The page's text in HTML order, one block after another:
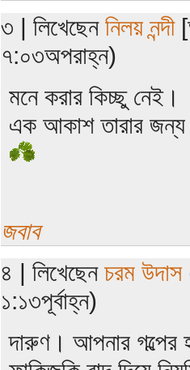
৩ | লিখেছেন নিলয় নন্দী
৭:০৩অপরাহ্ন)
মনে করার কিচ্ছু নেই।
এক আকাশ তারার
জবাব
৪ | লিখেছেন চরম উদাস
১:১৩পূর্বাহ্ন)
দারুণ। আপনার